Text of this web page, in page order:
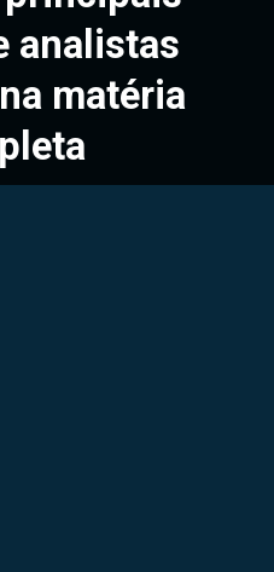
na matéria